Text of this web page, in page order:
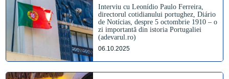
Interviu cu Leonídio Paulo Ferreira,
directorul cotidianului portughez, Diário
de Notícias, despre 5 octombrie 1910 – o
zi importantă din istoria Portugaliei
(adevarul.ro)
06.10.2025